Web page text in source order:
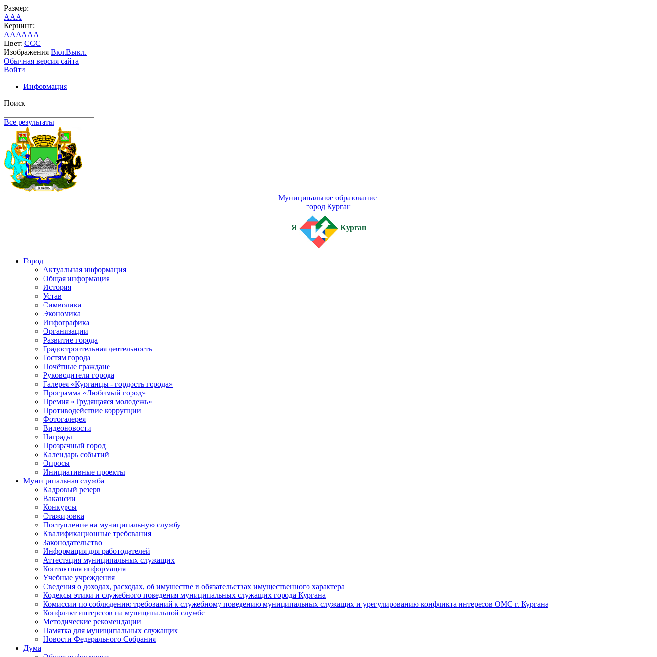
Размер:
AAA
Кернинг:
AAAAAA
Цвет: CCC
Изображения Вкл.Выкл.
Обычная версия сайта
Войти
Информация
Поиск
Все результаты
Муниципальное образование
город Курган
Я Курган
Город
Актуальная информация
Общая информация
История
Устав
Символика
Экономика
Инфографика
Организации
Развитие города
Градостроительная деятельность
Гостям города
Почётные граждане
Руководители города
Галерея «Курганцы - гордость города»
Программа «Любимый город»
Премия «Трудящаяся молодежь»
Противодействие коррупции
Фотогалерея
Видеоновости
Награды
Прозрачный город
Календарь событий
Опросы
Инициативные проекты
Муниципальная служба
Кадровый резерв
Вакансии
Конкурсы
Стажировка
Поступление на муниципальную службу
Квалификационные требования
Законодательство
Информация для работодателей
Аттестация муниципальных служащих
Контактная информация
Учебные учреждения
Сведения о доходах, расходах, об имуществе и обязательствах имущественного характера
Кодексы этики и служебного поведения муниципальных служащих города Кургана
Комиссии по соблюдению требований к служебному поведению муниципальных служащих и урегулированию конфликта интересов ОМС г. Кургана
Конфликт интересов на муниципальной службе
Методические рекомендации
Памятка для муниципальных служащих
Новости Федерального Cобрания
Дума